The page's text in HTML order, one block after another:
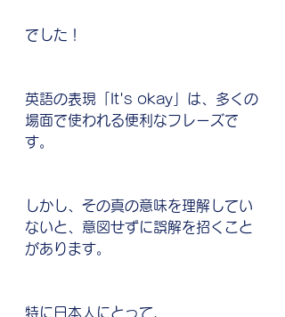
でした！
英語の表現「It's okay」は、多くの
場面で使われる便利なフレーズで
す。
しかし、その真の意味を理解してい
ないと、意図せずに誤解を招くこと
があります。
特に日本人にとって、